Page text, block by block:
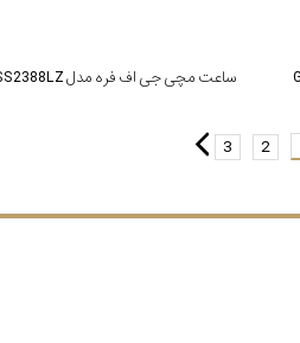
ساعت مچی جی اف فره مدل GFSS2388LZ
2
3